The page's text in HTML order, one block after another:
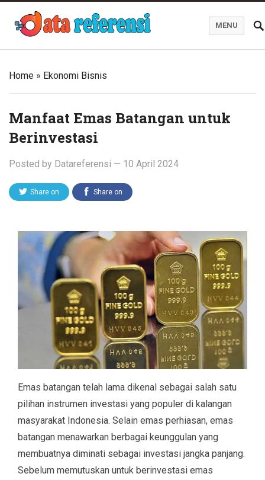
MENU
Home » Ekonomi Bisnis
Manfaat Emas Batangan untuk
Berinvestasi
Posted by Datareferensi — 10 April 2024
Share on Share on
Emas batangan telah lama dikenal sebagai salah satu
pilihan instrumen investasi yang populer di kalangan
masyarakat Indonesia. Selain emas perhiasan, emas
batangan menawarkan berbagai keunggulan yang
membuatnya diminati sebagai investasi jangka panjang.
Sebelum memutuskan untuk berinvestasi emas